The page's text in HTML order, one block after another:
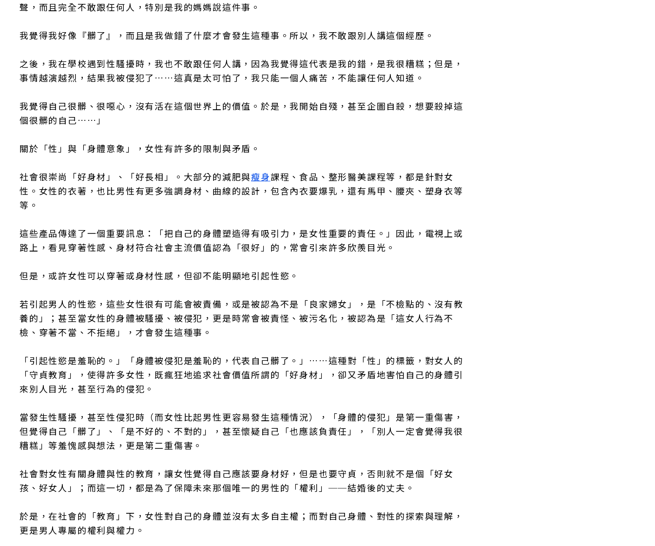
聲，而且完全不敢跟任何人，特別是我的媽媽說這件事。
我覺得我好像『髒了』，而且是我做錯了什麼才會發生這種事。所以，我不敢跟別人講這個經歷。
之後，我在學校遇到性騷擾時，我也不敢跟任何人講，因為我覺得這代表是我的錯，是我很糟糕；但是，
事情越演越烈，結果我被侵犯了……這真是太可怕了，我只能一個人痛苦，不能讓任何人知道。
我覺得自己很髒、很噁心，沒有活在這個世界上的價值。於是，我開始自殘，甚至企圖自殺，想要殺掉這
個很髒的自己……」
關於「性」與「身體意象」，女性有許多的限制與矛盾。
社會很崇尚「好身材」、「好長相」。大部分的減肥與瘦身課程、食品、整形醫美課程等，都是針對女
性。女性的衣著，也比男性有更多強調身材、曲線的設計，包含內衣要爆乳，還有馬甲、腰夾、塑身衣等
等。
這些產品傳達了一個重要訊息：「把自己的身體塑造得有吸引力，是女性重要的責任。」因此，電視上或
路上，看見穿著性感、身材符合社會主流價值認為「很好」的，常會引來許多欣羨目光。
但是，或許女性可以穿著或身材性感，但卻不能明顯地引起性慾。
若引起男人的性慾，這些女性很有可能會被責備，或是被認為不是「良家婦女」，是「不檢點的、沒有教
養的」；甚至當女性的身體被騷擾、被侵犯，更是時常會被責怪、被污名化，被認為是「這女人行為不
檢、穿著不當、不拒絕」，才會發生這種事。
「引起性慾是羞恥的。」「身體被侵犯是羞恥的，代表自己髒了。」……這種對「性」的標籤，對女人的
「守貞教育」，使得許多女性，既瘋狂地追求社會價值所謂的「好身材」，卻又矛盾地害怕自己的身體引
來別人目光，甚至行為的侵犯。
當發生性騷擾，甚至性侵犯時（而女性比起男性更容易發生這種情況），「身體的侵犯」是第一重傷害，
但覺得自己「髒了」、「是不好的、不對的」，甚至懷疑自己「也應該負責任」，「別人一定會覺得我很
糟糕」等羞愧感與想法，更是第二重傷害。
社會對女性有關身體與性的教育，讓女性覺得自己應該要身材好，但是也要守貞，否則就不是個「好女
孩、好女人」；而這一切，都是為了保障未來那個唯一的男性的「權利」──結婚後的丈夫。
於是，在社會的「教育」下，女性對自己的身體並沒有太多自主權；而對自己身體、對性的探索與理解，
更是男人專屬的權利與權力。